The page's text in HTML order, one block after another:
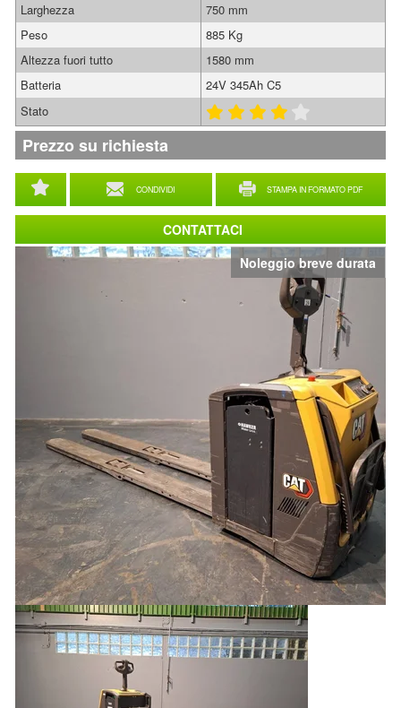
Noleggio breve durata
CONDIVIDI STAMPA IN FORMATO PDF
Larghezza
750 mm
Peso
885 Kg
Altezza fuori tutto
1580 mm
Batteria
24V 345Ah C5
Stato
Prezzo su richiesta
CONTATTACI